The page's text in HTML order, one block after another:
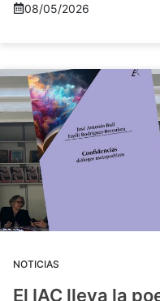
08/05/2026
NOTICIAS
El IAC lleva la